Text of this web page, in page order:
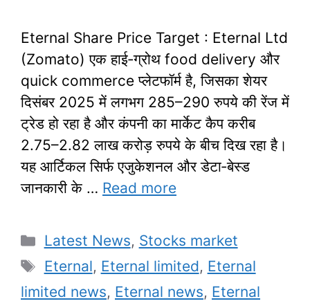
Eternal Share Price Target : Eternal Ltd
(Zomato) एक हाई‑ग्रोथ food delivery और
quick commerce प्लेटफॉर्म है, जिसका शेयर
दिसंबर 2025 में लगभग 285–290 रुपये की रेंज में
ट्रेड हो रहा है और कंपनी का मार्केट कैप करीब
2.75–2.82 लाख करोड़ रुपये के बीच दिख रहा है।
यह आर्टिकल सिर्फ एजुकेशनल और डेटा‑बेस्ड
जानकारी के … Read more
Categories
Latest News, Stocks market
Tags
Eternal, Eternal limited, Eternal
limited news, Eternal news, Eternal